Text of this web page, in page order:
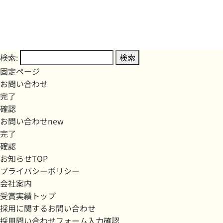
検索:
固定ページ
お問い合わせ
完了
確認
お問い合わせnew
完了
確認
お知らせTOP
プライバシーポリシー
会社案内
受賞実績トップ
採用に関するお問い合わせ
採用問い合わせフォーム入力確認